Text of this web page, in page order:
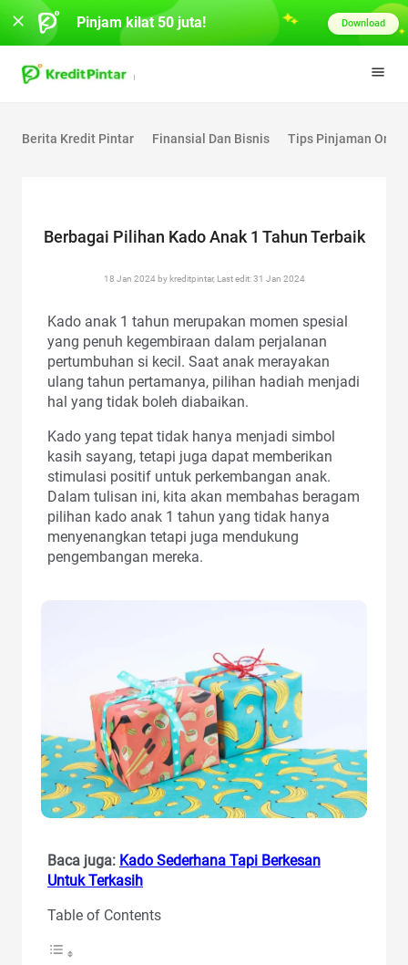
Berita Kredit Pintar Finansial Dan Bisnis Tips Pinjaman
Berbagai Pilihan Kado Anak 1 Tahun Terbaik
18 Jan 2024 by kreditpintar, Last edit: 31 Jan 2024
Kado anak 1 tahun merupakan momen spesial
yang penuh kegembiraan dalam perjalanan
pertumbuhan si kecil. Saat anak merayakan
ulang tahun pertamanya, pilihan hadiah menjadi
hal yang tidak boleh diabaikan.
Kado yang tepat tidak hanya menjadi simbol
kasih sayang, tetapi juga dapat memberikan
stimulasi positif untuk perkembangan anak.
Dalam tulisan ini, kita akan membahas beragam
pilihan kado anak 1 tahun yang tidak hanya
menyenangkan tetapi juga mendukung
pengembangan mereka.
Baca juga: Kado Sederhana Tapi Berkesan
Untuk Terkasih
Table of Contents
Pinjam kilat 50 juta! Download